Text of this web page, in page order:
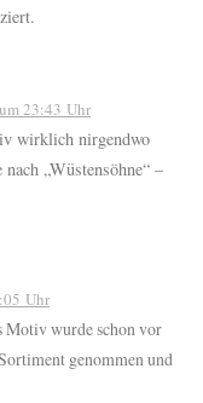
23:43 Uhr
wirklich nirgendwo
„Wüstensöhne“ –
Uhr
Motiv wurde schon vor
genommen und